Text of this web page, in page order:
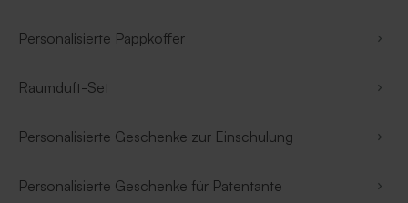
Personalisierte Pappkoffer
Raumduft-Set
Personalisierte Geschenke zur Einschulung
Personalisierte Geschenke für Patentante